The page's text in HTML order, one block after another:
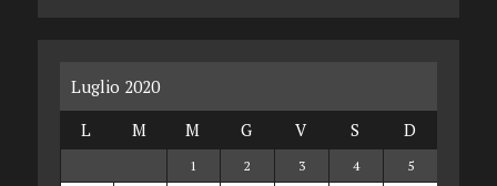
Luglio 2020
L
M M G V S D
1 2 3 4
5